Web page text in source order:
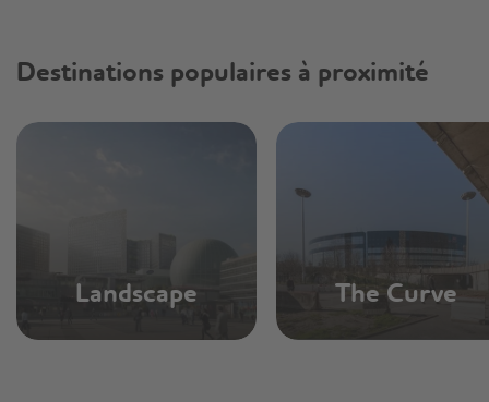
Destinations populaires à proximité
Landscape The Curve